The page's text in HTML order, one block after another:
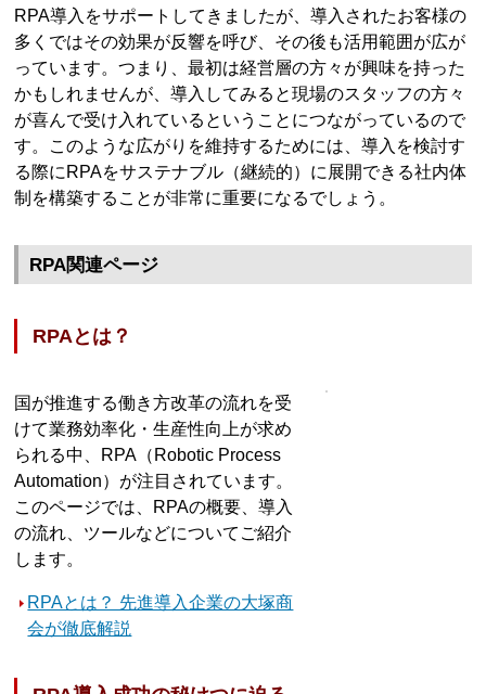
RPA導入をサポートしてきましたが、導入されたお客様の
多くではその効果が反響を呼び、その後も活用範囲が広が
っています。つまり、最初は経営層の方々が興味を持った
かもしれませんが、導入してみると現場のスタッフの方々
が喜んで受け入れているということにつながっているので
す。このような広がりを維持するためには、導入を検討す
る際にRPAをサステナブル（継続的）に展開できる社内体
制を構築することが非常に重要になるでしょう。
RPA関連ページ
RPAとは？
国が推進する働き方改革の流れを受
けて業務効率化・生産性向上が求め
られる中、RPA（Robotic Process
Automation）が注目されています。
このページでは、RPAの概要、導入
の流れ、ツールなどについてご紹介
します。
RPAとは？ 先進導入企業の大塚商
会が徹底解説